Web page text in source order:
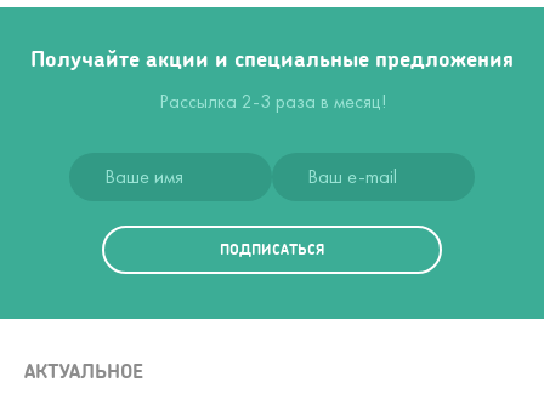
Получайте акции и специальные предложения
Рассылка 2-3 раза в месяц!
ПОДПИСАТЬСЯ
АКТУАЛЬНОЕ